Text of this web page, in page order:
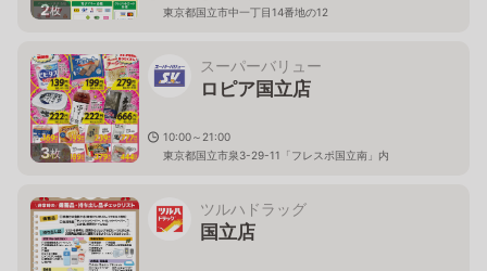
2枚
東京都国立市中一丁目14番地の12
3枚
スーパーバリュー
ロピア国立店
10:00～21:00
東京都国立市泉3-29-11「フレスポ国立南」内
ツルハドラッグ
国立店